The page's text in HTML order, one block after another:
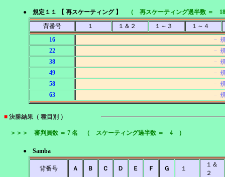
● 規定１１ 【 再スケーティング 】
（ 再スケーティング過半数 ＝
背番号
１ １＆２ １～３
１～４
16
－
22
－
38
－
49
－
58
－
63
－
■ 決勝結果（ 種目別 ）
＞＞＞ 審判員数 ＝ 7 名 （ スケーティング過半数 ＝ 4 ）
● Samba
背番号 Ａ Ｂ Ｃ Ｄ Ｅ Ｆ Ｇ １
１＆
２